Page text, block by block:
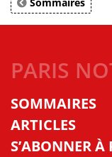
PARIS
SOMMAIRES
ARTICLES
S’ABONNER